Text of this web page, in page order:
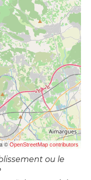
©OpenStreetMap contributors
ou le